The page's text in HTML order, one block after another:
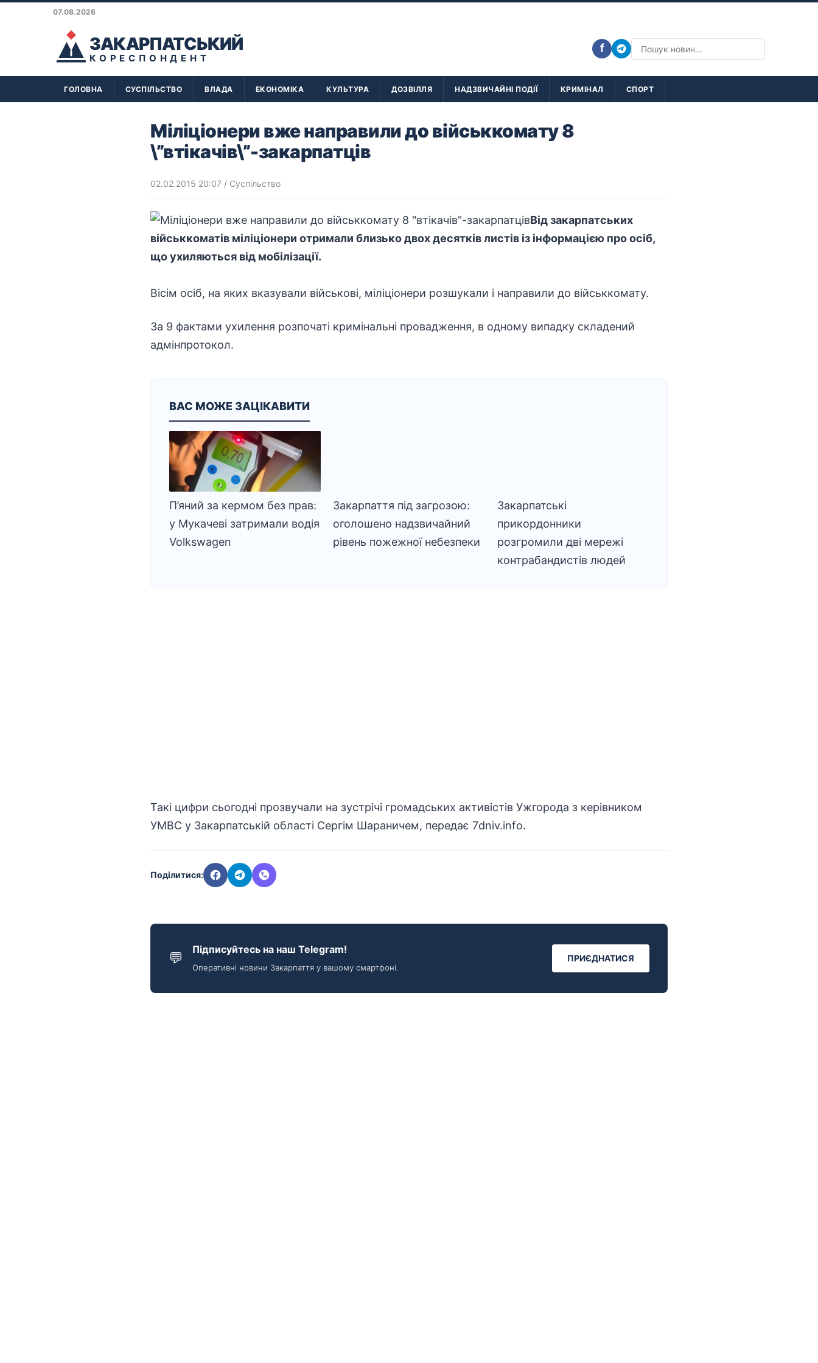
07.08.2026
ЗАКАРПАТСЬКИЙ
КОРЕСПОНДЕНТ
f
ГОЛОВНА СУСПІЛЬСТВО ВЛАДА ЕКОНОМІКА КУЛЬТУРА ДОЗВІЛЛЯ НАДЗВИЧАЙНІ ПОДІЇ КРИМІНАЛ СПОРТ
Міліціонери вже направили до військкомату 8
\”втікачів\”-закарпатців
02.02.2015 20:07 / Суспільство
Від закарпатських
військкоматів міліціонери отримали близько двох десятків листів із інформацією про осіб,
що ухиляються від мобілізації.
Вісім осіб, на яких вказували військові, міліціонери розшукали і направили до військкомату.
За 9 фактами ухилення розпочаті кримінальні провадження, в одному випадку складений
адмінпротокол.
ВАС МОЖЕ ЗАЦІКАВИТИ
П’яний за кермом без прав:
у Мукачеві затримали водія
Volkswagen
Закарпаття під загрозою:
оголошено надзвичайний
рівень пожежної небезпеки
Закарпатські
прикордонники
розгромили дві мережі
контрабандистів людей
Такі цифри сьогодні прозвучали на зустрічі громадських активістів Ужгорода з керівником
УМВС у Закарпатській області Сергім Шараничем, передає 7dniv.info.
Поділитися:
💬 Підписуйтесь на наш Telegram!
Оперативні новини Закарпаття у вашому смартфоні.
ПРИЄДНАТИСЯ